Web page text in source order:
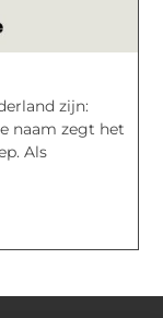
zijn:
naam zegt het
Als